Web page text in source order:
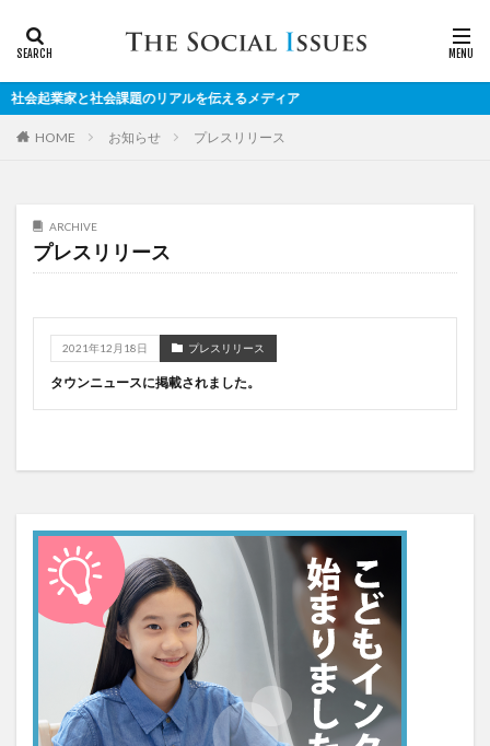
起業家と社会課題のリアルを伝えるメディア
HOME お知らせ プレスリリース
ARCHIVE
プレスリリース
2021年12月18日 プレスリリース
タウンニュースに掲載されました。